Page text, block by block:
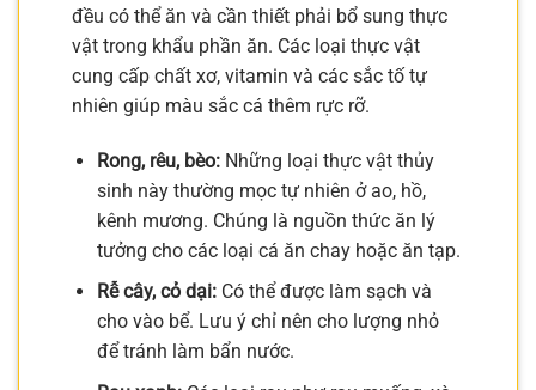
đều có thể ăn và cần thiết phải bổ sung thực
vật trong khẩu phần ăn. Các loại thực vật
cung cấp chất xơ, vitamin và các sắc tố tự
nhiên giúp màu sắc cá thêm rực rỡ.
Rong, rêu, bèo:Những loại thực vật thủy
sinh này thường mọc tự nhiên ở ao, hồ,
kênh mương. Chúng là nguồn thức ăn lý
tưởng cho các loại cá ăn chay hoặc ăn tạp.
Rễ cây, cỏ dại:Có thể được làm sạch và
cho vào bể. Lưu ý chỉ nên cho lượng nhỏ
để tránh làm bẩn nước.